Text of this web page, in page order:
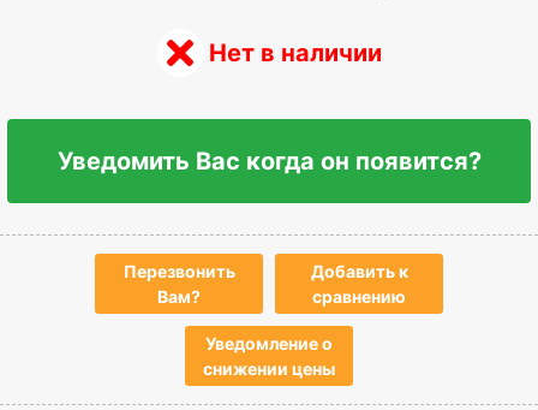
Нет в наличии
Уведомить Вас когда он появится?
Перезвонить
Вам?
Добавить к
сравнению
Уведомление о
снижении цены